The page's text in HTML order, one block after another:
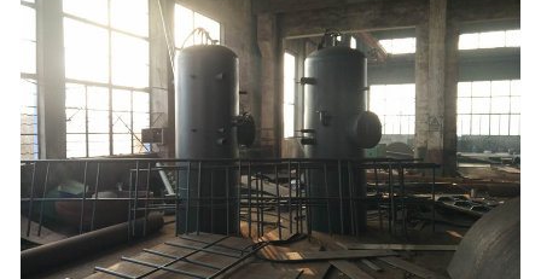
行业知识
厂房设备
联系我们
消音器系列